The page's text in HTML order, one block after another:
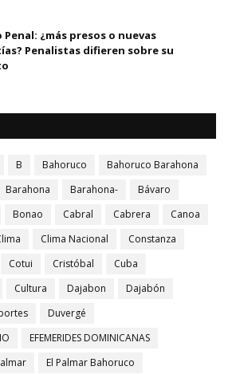
Penal: ¿más presos o nuevas
Penalistas difieren sobre su
B Bahoruco
Bahoruco Barahona
Barahona Barahona-
Bávaro
Bonao Cabral Cabrera
Canoa
Clima Nacional
Constanza
Cotui Cristóbal
Cuba
Cultura Dajabon
Dajabón
Duvergé
EFEMERIDES DOMINICANAS
El Palmar Bahoruco